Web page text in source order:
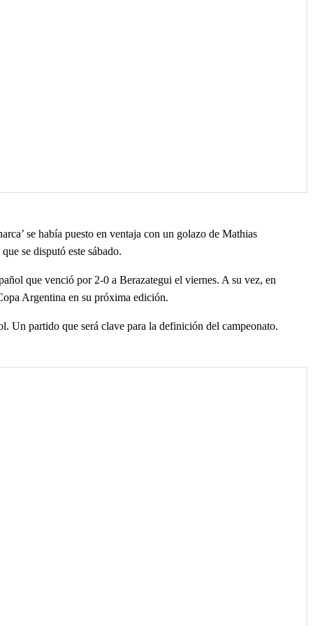
se había puesto en ventaja con un golazo de Mathias
se disputó este sábado.
que venció por 2-0 a Berazategui el viernes. A su vez, en
Argentina en su próxima edición.
Un partido que será clave para la definición del campeonato.